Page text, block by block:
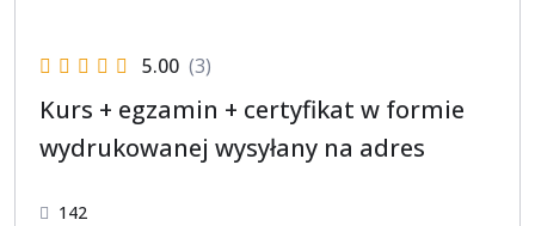
5.00 (3)
Kurs + egzamin + certyfikat w formie
wydrukowanej wysyłany na adres
142